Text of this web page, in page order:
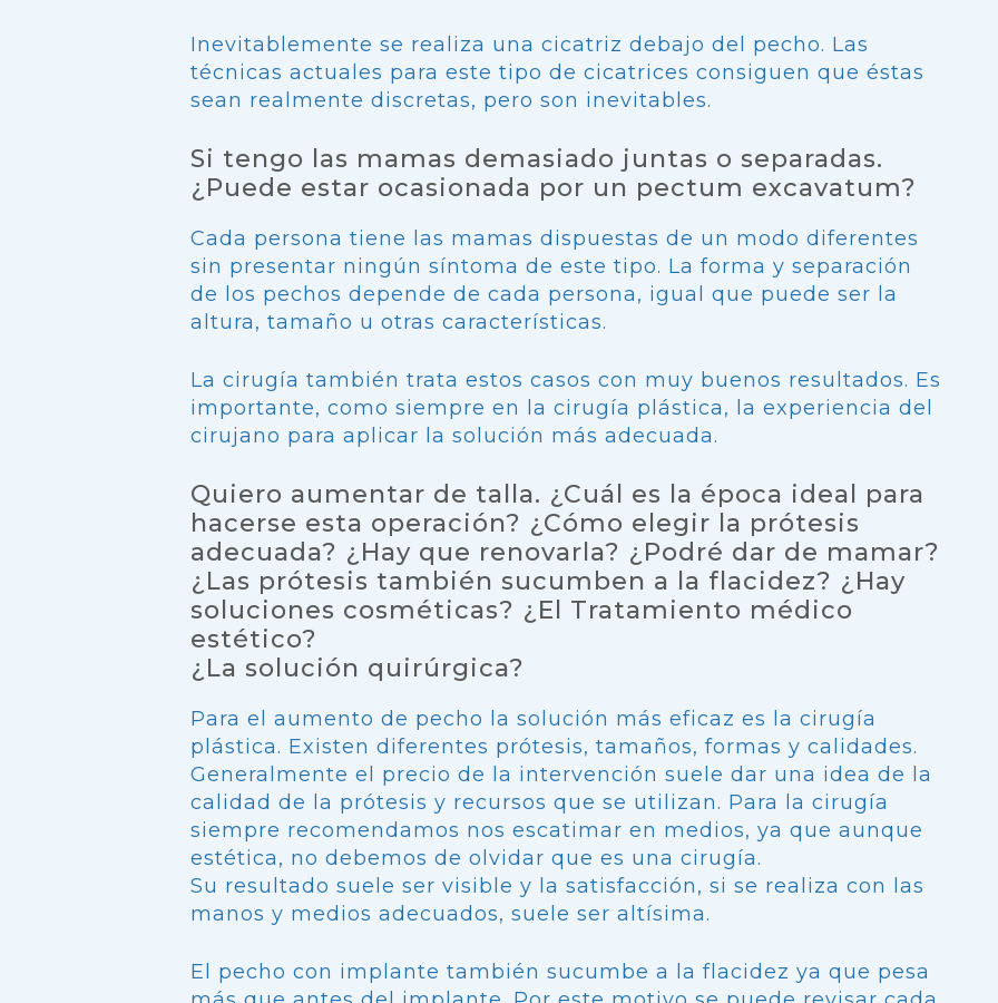
Inevitablemente se realiza una cicatriz debajo del pecho. Las
técnicas actuales para este tipo de cicatrices consiguen que éstas
sean realmente discretas, pero son inevitables.
Si tengo las mamas demasiado juntas o separadas.
¿Puede estar ocasionada por un pectum excavatum?
Cada persona tiene las mamas dispuestas de un modo diferentes
sin presentar ningún síntoma de este tipo. La forma y separación
de los pechos depende de cada persona, igual que puede ser la
altura, tamaño u otras características.
La cirugía también trata estos casos con muy buenos resultados. Es
importante, como siempre en la cirugía plástica, la experiencia del
cirujano para aplicar la solución más adecuada.
Quiero aumentar de talla. ¿Cuál es la época ideal para
hacerse esta operación? ¿Cómo elegir la prótesis
adecuada? ¿Hay que renovarla? ¿Podré dar de mamar?
¿Las prótesis también sucumben a la flacidez? ¿Hay
soluciones cosméticas? ¿El Tratamiento médico
estético?
¿La solución quirúrgica?
Para el aumento de pecho la solución más eficaz es la cirugía
plástica. Existen diferentes prótesis, tamaños, formas y calidades.
Generalmente el precio de la intervención suele dar una idea de la
calidad de la prótesis y recursos que se utilizan. Para la cirugía
siempre recomendamos nos escatimar en medios, ya que aunque
estética, no debemos de olvidar que es una cirugía.
Su resultado suele ser visible y la satisfacción, si se realiza con las
manos y medios adecuados, suele ser altísima.
El pecho con implante también sucumbe a la flacidez ya que pesa